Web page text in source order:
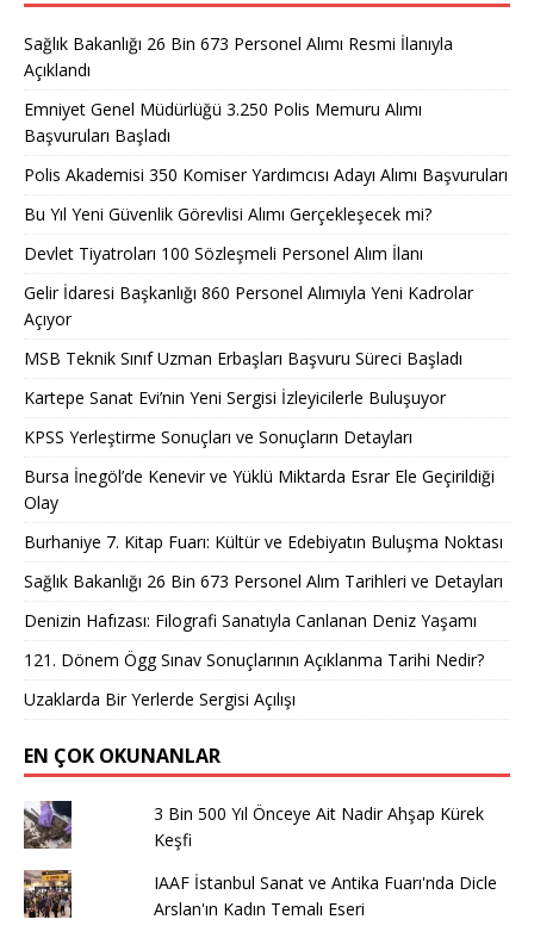
Sağlık Bakanlığı 26 Bin 673 Personel Alımı Resmi İlanıyla
Açıklandı
Emniyet Genel Müdürlüğü 3.250 Polis Memuru Alımı
Başvuruları Başladı
Polis Akademisi 350 Komiser Yardımcısı Adayı Alımı Başvuruları
Bu Yıl Yeni Güvenlik Görevlisi Alımı Gerçekleşecek mi?
Devlet Tiyatroları 100 Sözleşmeli Personel Alım İlanı
Gelir İdaresi Başkanlığı 860 Personel Alımıyla Yeni Kadrolar
Açıyor
MSB Teknik Sınıf Uzman Erbaşları Başvuru Süreci Başladı
Kartepe Sanat Evi’nin Yeni Sergisi İzleyicilerle Buluşuyor
KPSS Yerleştirme Sonuçları ve Sonuçların Detayları
Bursa İnegöl’de Kenevir ve Yüklü Miktarda Esrar Ele Geçirildiği
Olay
Burhaniye 7. Kitap Fuarı: Kültür ve Edebiyatın Buluşma Noktası
Sağlık Bakanlığı 26 Bin 673 Personel Alım Tarihleri ve Detayları
Denizin Hafızası: Filografi Sanatıyla Canlanan Deniz Yaşamı
121. Dönem Ögg Sınav Sonuçlarının Açıklanma Tarihi Nedir?
Uzaklarda Bir Yerlerde Sergisi Açılışı
EN ÇOK OKUNANLAR
3 Bin 500 Yıl Önceye Ait Nadir Ahşap Kürek
Keşfi
IAAF İstanbul Sanat ve Antika Fuarı'nda Dicle
Arslan'ın Kadın Temalı Eseri